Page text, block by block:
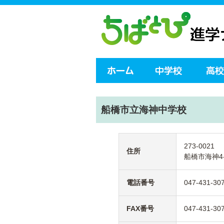
船橋市立海神中学校
住所
273-0021
船橋市海神
電話番号 047-431-
FAX番号 047-431-